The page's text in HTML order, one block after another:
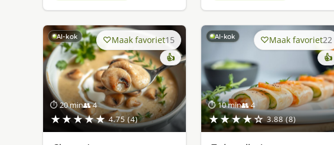
AI-kok
⏱ 20 min👥 4
★★★★★ 4.75 (4)
Maak favoriet15
👍
AI-kok
⏱ 10 min👥 4
★★★★☆ 3.88 (8)
Maak favoriet22
👍